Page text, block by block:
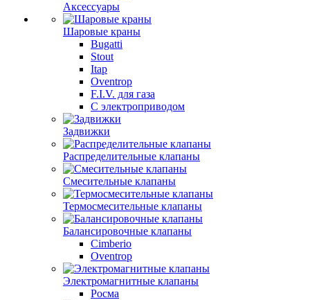
Аксессуары
Шаровые краны
Bugatti
Stout
Itap
Oventrop
F.I.V. для газа
С электроприводом
Задвижки
Распределительные клапаны
Cмесительные клапаны
Термосмесительные клапаны
Балансировочные клапаны
Cimberio
Oventrop
Электромагнитные клапаны
Росма